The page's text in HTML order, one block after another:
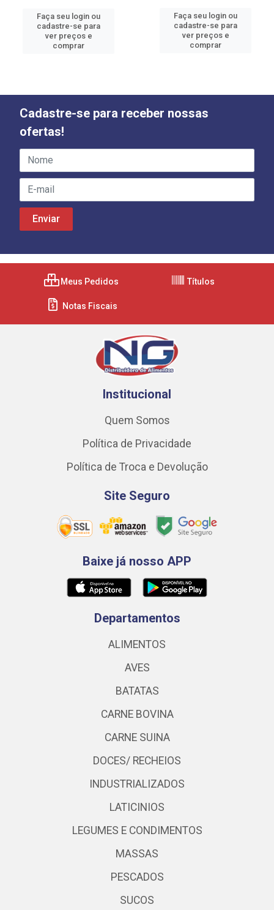
Faça seu login ou
cadastre-se para
ver preços e
comprar
Faça seu login ou
cadastre-se para
ver preços e
comprar
Cadastre-se para receber nossas
ofertas!
Meus Pedidos Títulos
Notas Fiscais
Institucional
Quem Somos
Política de Privacidade
Política de Troca e Devolução
Site Seguro
Baixe já nosso APP
Departamentos
ALIMENTOS
AVES
BATATAS
CARNE BOVINA
CARNE SUINA
DOCES/ RECHEIOS
INDUSTRIALIZADOS
LATICINIOS
LEGUMES E CONDIMENTOS
MASSAS
PESCADOS
SUCOS